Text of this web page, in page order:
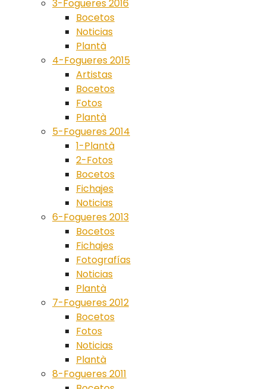
3-Fogueres 2016
Bocetos
Noticias
Plantà
4-Fogueres 2015
Artistas
Bocetos
Fotos
Plantà
5-Fogueres 2014
1-Plantà
2-Fotos
Bocetos
Fichajes
Noticias
6-Fogueres 2013
Bocetos
Fichajes
Fotografías
Noticias
Plantà
7-Fogueres 2012
Bocetos
Fotos
Noticias
Plantà
8-Fogueres 2011